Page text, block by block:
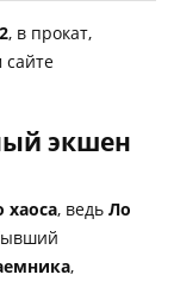
, в прокат,
экшен
хаоса, ведь Ло
,